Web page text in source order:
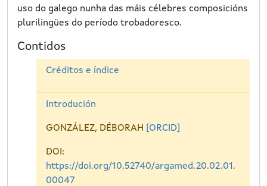
uso do galego nunha das máis célebres composicións
plurilingües do período trobadoresco.
Contidos
Créditos e índice
Introdución
GONZÁLEZ, DÉBORAH [ORCID]
DOI:
https://doi.org/10.52740/argamed.20.02.01.
00047